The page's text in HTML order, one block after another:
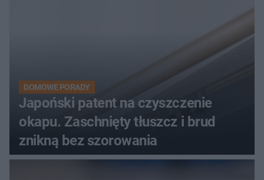
DOMOWE PORADY
Japoński patent na czyszczenie
okapu. Zaschnięty tłuszcz i brud
znikną bez szorowania